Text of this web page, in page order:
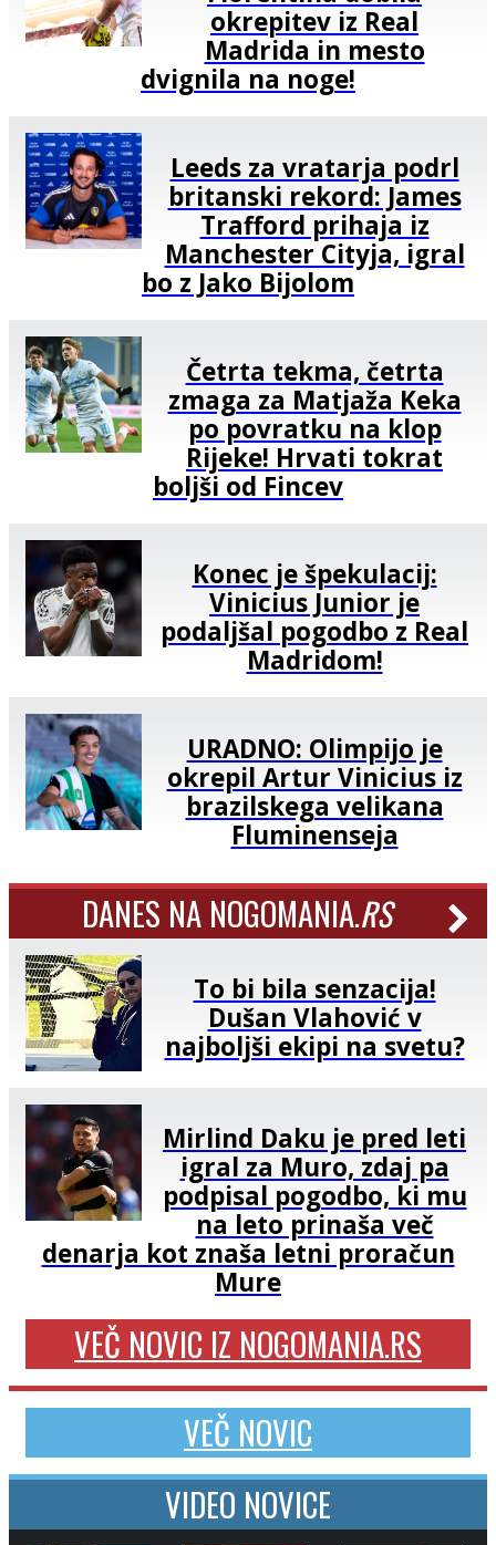
okrepitev iz Real
Madrida in mesto
dvignila na noge!
Leeds za vratarja podrl
britanski rekord: James
Trafford prihaja iz
Manchester Cityja, igral
bo z Jako Bijolom
Četrta tekma, četrta
zmaga za Matjaža Keka
po povratku na klop
Rijeke! Hrvati tokrat
boljši od Fincev
Konec je špekulacij:
Vinicius Junior je
podaljšal pogodbo z Real
Madridom!
URADNO: Olimpijo je
okrepil Artur Vinicius iz
brazilskega velikana
Fluminenseja
DANES NA NOGOMANIA.RS
To bi bila senzacija!
Dušan Vlahović v
najboljši ekipi na svetu?
Mirlind Daku je pred leti
igral za Muro, zdaj pa
podpisal pogodbo, ki mu
na leto prinaša več
denarja kot znaša letni proračun
Mure
VEČ NOVIC IZ NOGOMANIA.RS
VEČ NOVIC
VIDEO NOVICE